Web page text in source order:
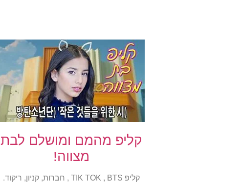
קליפ מהמם ומושלם לבת
מצווה!
קליפ TIK TOK , BTS , חברות, קניון, ריקוד.